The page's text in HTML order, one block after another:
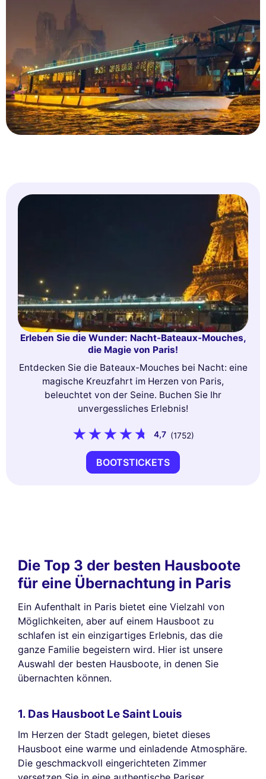
Erleben Sie die Wunder: Nacht-Bateaux-Mouches,
die Magie von Paris!
Entdecken Sie die Bateaux-Mouches bei Nacht: eine
magische Kreuzfahrt im Herzen von Paris,
beleuchtet von der Seine. Buchen Sie Ihr
unvergessliches Erlebnis!
4,7 (1752)
BOOTSTICKETS
Die Top 3 der besten Hausboote
für eine Übernachtung in Paris
Ein Aufenthalt in Paris bietet eine Vielzahl von
Möglichkeiten, aber auf einem Hausboot zu
schlafen ist ein einzigartiges Erlebnis, das die
ganze Familie begeistern wird. Hier ist unsere
Auswahl der besten Hausboote, in denen Sie
übernachten können.
1. Das Hausboot Le Saint Louis
Im Herzen der Stadt gelegen, bietet dieses
Hausboot eine warme und einladende Atmosphäre.
Die geschmackvoll eingerichteten Zimmer